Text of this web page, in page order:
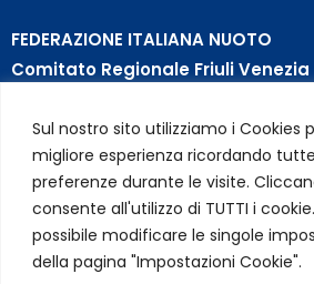
Sul nostro sito utilizziamo i Cookies
migliore esperienza ricordando
preferenze durante le visite.
consente all'utilizzo di TUTTI i
possibile modificare le singole
della pagina "Impostazioni Cookie".
FEDERAZIONE ITALIANA NUOTO
Comitato Regionale Friuli Venezia
Trieste (TS)
Partita Iva 01384031009
Codice Fiscale 05284670584
Codice SDI USAL8PV – Rif. Amm.
LINK UTILI